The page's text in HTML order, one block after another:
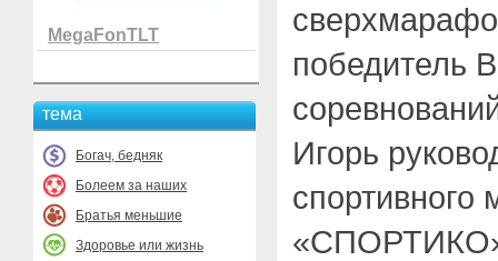
MegaFonTLT
тема
Богач, бедняк
Болеем за наших
Братья меньшие
Здоровье или жизнь
победитель
Игорь
спортивного